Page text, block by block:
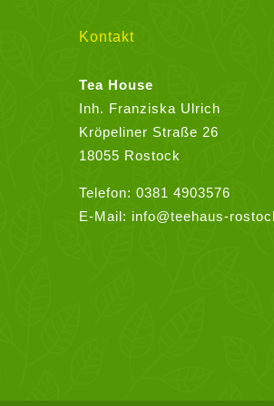
auf
der
Produktseite
werden
Kontakt
Tea House
Inh. Franziska Ulrich
Kröpeliner Straße 26
18055 Rostock
Telefon: 0381 4903576
E-Mail: info@teehaus-